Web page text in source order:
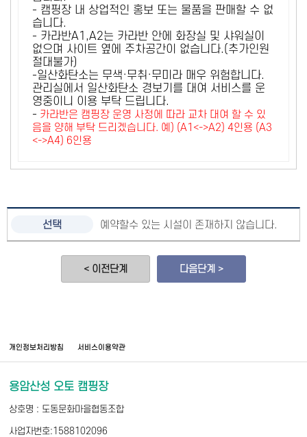
- 캠핑장 내 상업적인 홍보 또는 물품을 판매할 수 없
습니다.
- 카라반A1,A2는 카라반 안에 화장실 및 샤워실이
없으며 사이트 옆에 주차공간이 없습니다.(추가인원
절대불가)
-일산화탄소는 무색·무취·무미라 매우 위험합니다.
관리실에서 일산화탄소 경보기를 대여 서비스를 운
영중이니 이용 부탁 드립니다.
- 카라반은 캠핑장 운영 사정에 따라 교차 대여 할 수 있
음을 양해 부탁 드리겠습니다. 예) (A1<->A2) 4인용 (A3
<->A4) 6인용
예약할수 있는 시설이 존재하지 않습니다.
< 이전단계 다음단계 >
개인정보처리방침 서비스이용약관
용암산성 오토 캠핑장
상호명 : 도동문화마을협동조합
사업자번호:1588102096